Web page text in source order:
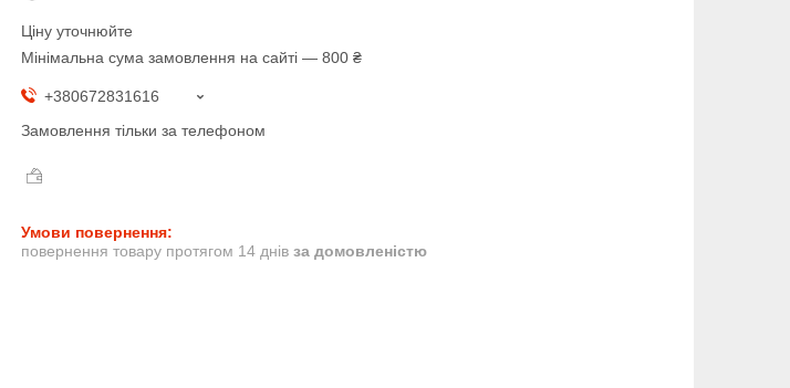
Ціну уточнюйте
Мінімальна сума замовлення на сайті — 800 ₴
+380672831616
Замовлення тільки за телефоном
повернення товару протягом 14 днів за домовленістю